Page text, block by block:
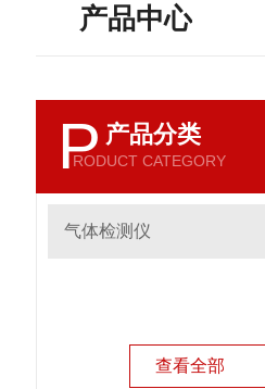
产品中心
P 产品分类
RODUCT CATEGORY
气体检测仪
查看全部